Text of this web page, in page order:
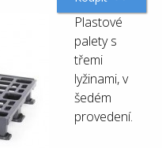
Plastové
palety s
třemi
lyžinami, v
šedém
provedení.